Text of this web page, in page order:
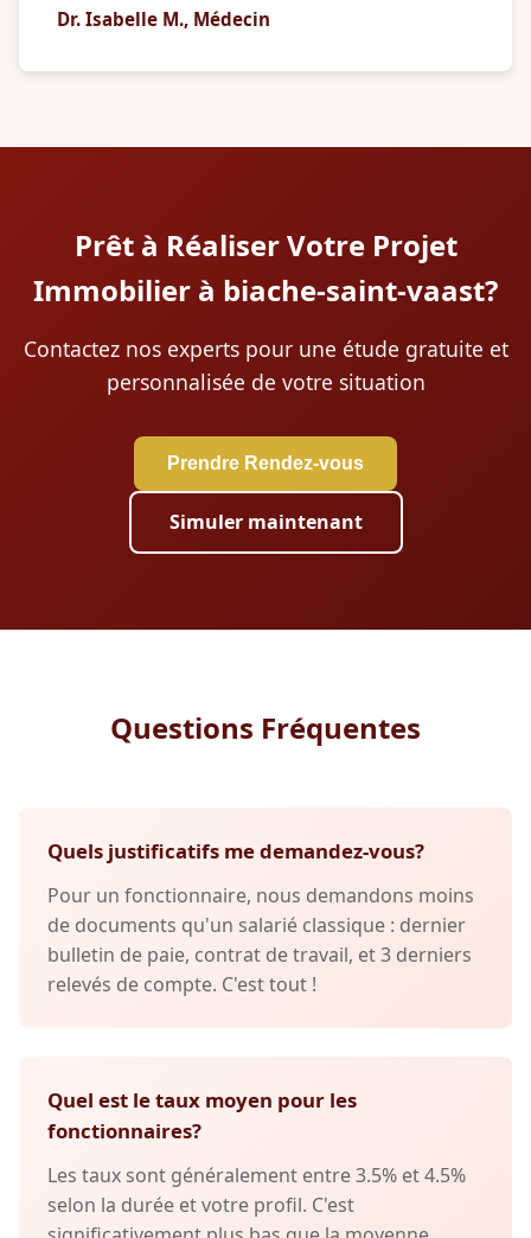
Dr. Isabelle M., Médecin
Prêt à Réaliser Votre Projet
Immobilier à biache-saint-vaast?
Contactez nos experts pour une étude gratuite et
personnalisée de votre situation
Prendre Rendez-vous
Simuler maintenant
Questions Fréquentes
Quels justificatifs me demandez-vous?
Pour un fonctionnaire, nous demandons moins
de documents qu'un salarié classique : dernier
bulletin de paie, contrat de travail, et 3 derniers
relevés de compte. C'est tout !
Quel est le taux moyen pour les
fonctionnaires?
Les taux sont généralement entre 3.5% et 4.5%
selon la durée et votre profil. C'est